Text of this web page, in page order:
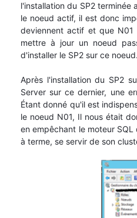
l'installation du SP2
le noeud actif, il est donc
deviennent actif et que
mettre à jour un noeud
d'installer le SP2 sur ce noeud.
Après l'installation du SP2
Server sur ce dernier, une
Étant donné qu'il est
le noeud N01, Il nous était
en empêchant le moteur
à terme, se servir de son